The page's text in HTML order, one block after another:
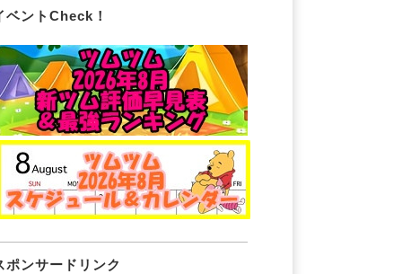
ベントCheck！
ポンサードリンク